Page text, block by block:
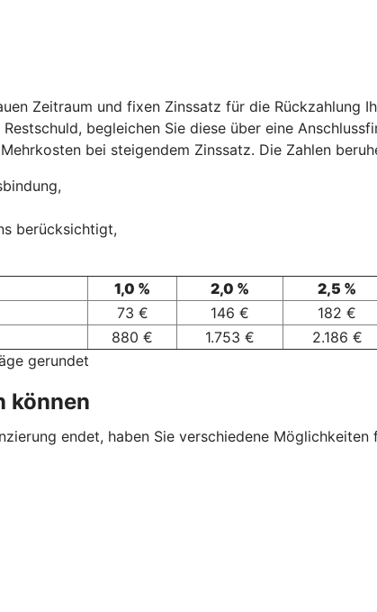
Zeitraum und fixen Zinssatz für die Rückzahlung
begleichen Sie diese über eine
bei steigendem Zinssatz. Die Zahlen
berücksichtigt,
1,0 % 2,0 % 2,5 %
73 € 146 € 182 €
880 € 1.753 € 2.186 €
gerundet
können
endet, haben Sie verschiedene